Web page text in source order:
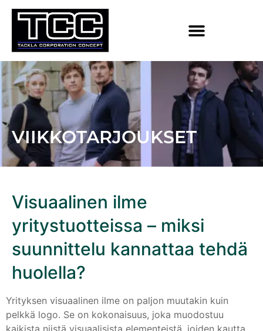
VIIKKOTARJOUKSET
Visuaalinen ilme
yritystuotteissa – miksi
suunnittelu kannattaa tehdä
huolella?
Yrityksen visuaalinen ilme on paljon muutakin kuin
pelkkä logo. Se on kokonaisuus, joka muodostuu